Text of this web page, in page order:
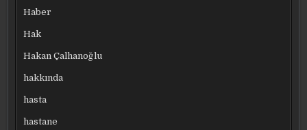
Haber
Hak
Hakan Çalhanoğlu
hakkında
hasta
hastane